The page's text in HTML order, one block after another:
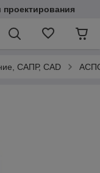
САПР, CAD